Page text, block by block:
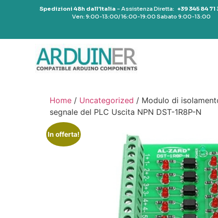
Spedizioni 48h dall’Italia – Assistenza Diretta: +39 345 84 71
Ven: 9:00-13:00/ 16:00-19:00 Sabato 9:00-13:00
Home / Uncategorized / Modulo di
segnale del PLC Uscita NPN DST-1R8P-N
In offerta!